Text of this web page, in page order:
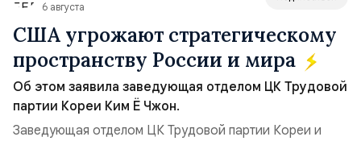
6 августа
США угрожают стратегическому
пространству России и мира
Об этом заявила заведующая отделом ЦК Трудовой
партии Кореи Ким Ё Чжон.
Заведующая отделом ЦК Трудовой партии Кореи и